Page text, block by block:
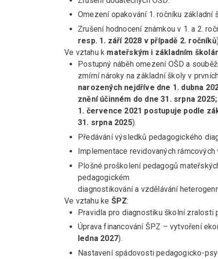
Omezení opakování 1. ročníku základní
Zrušení hodnocení známkou v 1. a 2.
resp. 1. září 2028 v případě 2. ročníků
Ve vztahu k mateřským i základním
Postupný náběh omezení OŠD a
zmírní nároky na základní školy v
narozených nejdříve dne 1. dubna
znění účinném do dne 31. srpna
1. července 2021 postupuje podle
31. srpna 2025).
Předávání výsledků pedagogického
Implementace revidovaných
Plošné proškolení pedagogů
pedagogickém
diagnostikování a vzdělávání
Ve vztahu ke ŠPZ:
Pravidla pro diagnostiku školní zralosti
Úprava financování ŠPZ – vytvoření
ledna 2027).
Nastavení spádovosti pedagogicko-